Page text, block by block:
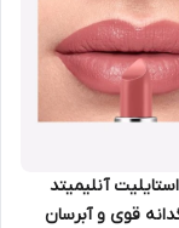
آنلیمیتد
قوی و آبرسان